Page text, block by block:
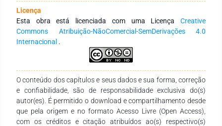
formulación de proyectos de investigación transformó
drásticamente las competencias de los participantes,
elevando del 2.8% al 80.6% aquellos en nivel alto y eliminando
el nivel bajo post-intervención, demostrando el efecto positivo
en la formulación de proyectos de investigación con IA.
Conclusión: El ChatGPT influye positivamente en la
educación superior universitaria.
Licença
Esta obra está licenciada com uma Licença Creative
Commons Atribuição-NãoComercial-SemDerivações 4.0
Internacional .
O conteúdo dos capítulos e seus dados e sua forma, correção
e confiabilidade, são de responsabilidade exclusiva do(s)
autor(es). É permitido o download e compartilhamento desde
que pela origem e no formato Acesso Livre (Open Access),
com os créditos e citação atribuídos ao(s) respectivo(s)